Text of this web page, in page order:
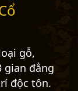
gỗ,
gian đẳng
độc tôn.